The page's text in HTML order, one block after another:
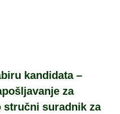
kandidata –
za
stručni suradnik za